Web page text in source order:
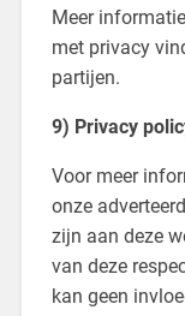
Meer
met privacy
partijen.
9) Privacy
Voor meer
onze
zijn aan deze
van deze
kan geen